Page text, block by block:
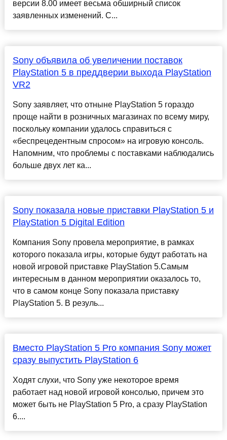
версии 8.00 имеет весьма обширный список
заявленных изменений. С...
Sony объявила об увеличении поставок
PlayStation 5 в преддверии выхода PlayStation
VR2
Sony заявляет, что отныне PlayStation 5 гораздо
проще найти в розничных магазинах по всему миру,
поскольку компании удалось справиться с
«беспрецедентным спросом» на игровую консоль.
Напомним, что проблемы с поставками наблюдались
больше двух лет ка...
Sony показала новые приставки PlayStation 5 и
PlayStation 5 Digital Edition
Компания Sony провела мероприятие, в рамках
которого показала игры, которые будут работать на
новой игровой приставке PlayStation 5.Самым
интересным в данном мероприятии оказалось то,
что в самом конце Sony показала приставку
PlayStation 5. В резуль...
Вместо PlayStation 5 Pro компания Sony может
сразу выпустить PlayStation 6
Ходят слухи, что Sony уже некоторое время
работает над новой игровой консолью, причем это
может быть не PlayStation 5 Pro, а сразу PlayStation
6....